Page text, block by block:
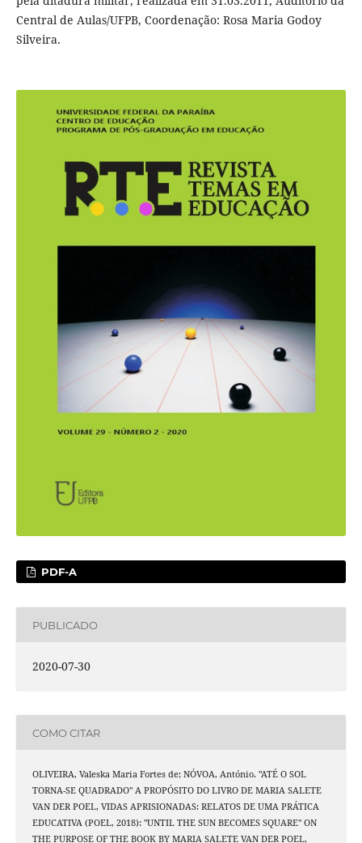
Central de Aulas/UFPB, Coordenação: Rosa Maria Godoy
Silveira.
PDF-A
PUBLICADO
2020-07-30
COMO CITAR
OLIVEIRA, Valeska Maria Fortes de; NÓVOA, António. "ATÉ O SOL
TORNA-SE QUADRADO" A PROPÓSITO DO LIVRO DE MARIA SALETE
VAN DER POEL, VIDAS APRISIONADAS: RELATOS DE UMA PRÁTICA
EDUCATIVA (POEL, 2018): "UNTIL THE SUN BECOMES SQUARE" ON
THE PURPOSE OF THE BOOK BY MARIA SALETE VAN DER POEL,